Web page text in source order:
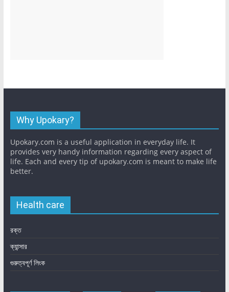
Why Upokary?
Upokary.com is a useful application in everyday life. It
provides very handy information regarding every aspect of
life. Each and every tip of upokary.com is meant to make life
better.
Health care
রক্ত
ক্যান্সার
গুরুত্বপূর্ণ লিংক